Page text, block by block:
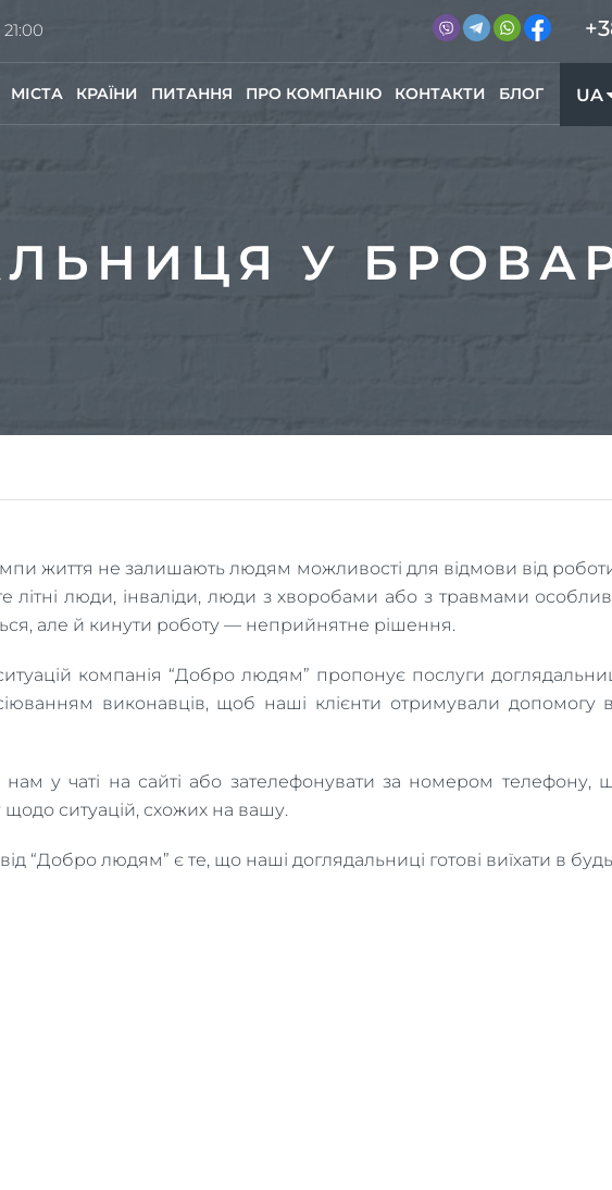
МІСТА КРАЇНИ ПИТАННЯ ПРО КОМПАНІЮ КОНТАКТИ БЛОГ UA
У
життя не залишають людям можливості для відмови від
літні люди, інваліди, люди з хворобами або з травмами
але й кинути роботу — неприйнятне рішення.
компанія “Добро людям” пропонує послуги
виконавців, щоб наші клієнти отримували
у чаті на сайті або зателефонувати за номером телефону,
ситуацій, схожих на вашу.
“Добро людям” є те, що наші доглядальниці готові виїхати в